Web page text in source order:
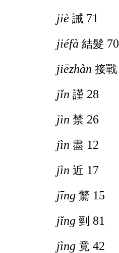
jiè 誡 71
jiéfà 結髮 70
jiēzhàn 接戰
jǐn 謹 28
jìn 禁 26
jìn 盡 12
jìn 近 17
jīng 驚 15
jǐng 剄 81
jìng 竟 42